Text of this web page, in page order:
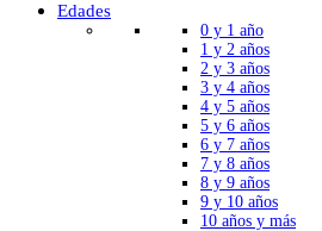
Edades
0 y 1 año
1 y 2 años
2 y 3 años
3 y 4 años
4 y 5 años
5 y 6 años
6 y 7 años
7 y 8 años
8 y 9 años
9 y 10 años
10 años y más